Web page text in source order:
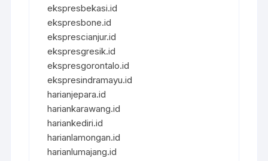
ekspresbekasi.id
ekspresbone.id
eksprescianjur.id
ekspresgresik.id
ekspresgorontalo.id
ekspresindramayu.id
harianjepara.id
hariankarawang.id
hariankediri.id
harianlamongan.id
harianlumajang.id